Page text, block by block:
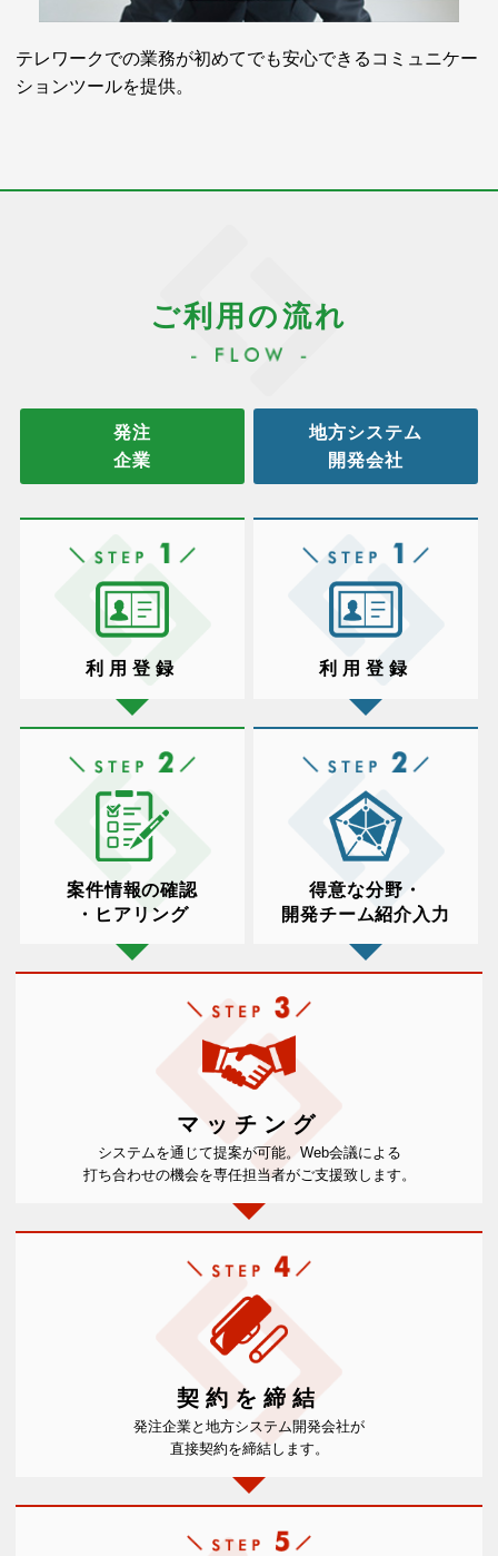
テレワークでの業務が初めてでも安心できるコミュニケー
ションツールを提供。
ご利⽤の流れ
発注
企業
利用登録
案件情報の確認
・ヒアリング
地方システム
開発会社
利用登録
得意な分野・
開発チーム紹介入力
マッチング
システムを通じて提案が可能。Web会議による
打ち合わせの機会を専任担当者がご支援致します。
契約を締結
発注企業と地方システム開発会社が
直接契約を締結します。